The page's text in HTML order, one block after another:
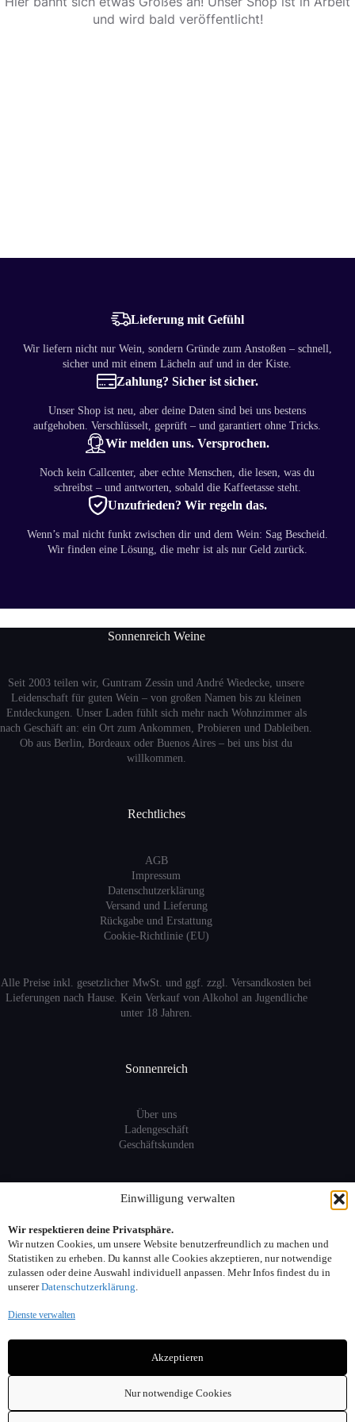
Einwilligung verwalten
Wir respektieren deine Privatsphäre.
Wir nutzen Cookies, um unsere Website benutzerfreundlich zu machen und
Statistiken zu erheben. Du kannst alle Cookies akzeptieren, nur notwendige
zulassen oder deine Auswahl individuell anpassen. Mehr Infos findest du in
unsererDatenschutzerklärung.
Dienste verwalten
Akzeptieren
Nur notwendige Cookies
und wird bald veröffentlicht!
Lieferung mit Gefühl
Wir liefern nicht nur Wein, sondern Gründe zum Anstoßen – schnell,
sicher und mit einem Lächeln auf und in der Kiste.
Zahlung? Sicher ist sicher.
Unser Shop ist neu, aber deine Daten sind bei uns bestens
aufgehoben. Verschlüsselt, geprüft – und garantiert ohne Tricks.
Wir melden uns. Versprochen.
Noch kein Callcenter, aber echte Menschen, die lesen, was du
schreibst – und antworten, sobald die Kaffeetasse steht.
Unzufrieden? Wir regeln das.
Wenn’s mal nicht funkt zwischen dir und dem Wein: Sag Bescheid.
Wir finden eine Lösung, die mehr ist als nur Geld zurück.
Sonnenreich Weine
Seit 2003 teilen wir, Guntram Zessin und André Wiedecke, unsere
Leidenschaft für guten Wein – von großen Namen bis zu kleinen
Entdeckungen. Unser Laden fühlt sich mehr nach Wohnzimmer als
nach Geschäft an: ein Ort zum Ankommen, Probieren und Dableiben.
Ob aus Berlin, Bordeaux oder Buenos Aires – bei uns bist du
willkommen.
Rechtliches
AGB
Impressum
Datenschutzerklärung
Versand und Lieferung
Rückgabe und Erstattung
Cookie-Richtlinie (EU)
Alle Preise inkl. gesetzlicher MwSt. und ggf. zzgl. Versandkosten bei
Lieferungen nach Hause. Kein Verkauf von Alkohol an Jugendliche
unter 18 Jahren.
Sonnenreich
Über uns
Ladengeschäft
Geschäftskunden
Information
Sitemap
FAQ
Adresse: Seelower Strasse 6, 10439 Berlin
Email: info(at)sonnenreich-weine.de